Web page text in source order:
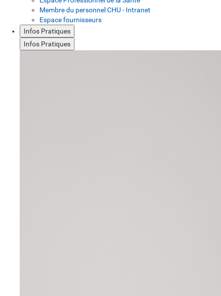
Membre du personnel CHU - Intranet
Espace fournisseurs
Infos Pratiques
Infos Pratiques